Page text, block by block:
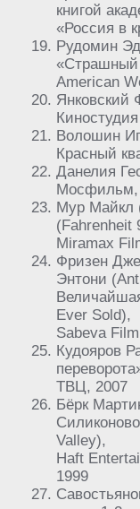
книгой
«Россия в
Рудомин
«Страшный
American
Янковский
Волошин
Красный
Данелия
Мосфильм,
Мур Майкл
(Fahrenheit
Miramax
Фризен
Энтони
Ever Sold),
Sabeva
Кудояров
ТВЦ, 2007
Бёрк
Valley),
Haft
1999